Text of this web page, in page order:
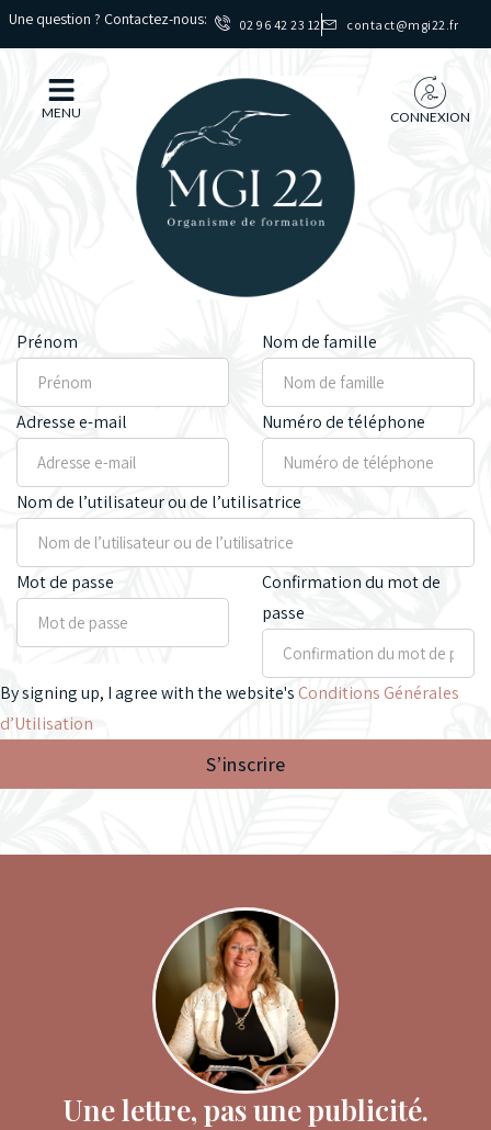
Une question ? Contactez-nous: 02 96 42 23 12 contact@mgi22.fr
MENU CONNEXION
Prénom Nom de famille
Adresse e-mail Numéro de téléphone
Nom de l’utilisateur ou de l’utilisatrice
Mot de passe
Confirmation du mot de
passe
By signing up, I agree with the website'sConditions Générales
d’Utilisation
S’inscrire
Une lettre, pas une publicité.